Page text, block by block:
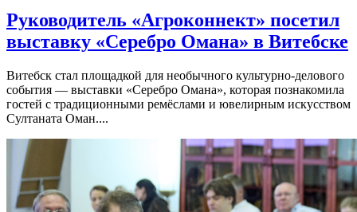
Руководитель «Агроконнект» посетил
выставку «Серебро Омана» в Витебске
Витебск стал площадкой для необычного культурно-делового
события — выставки «Серебро Омана», которая познакомила
гостей с традиционными ремёслами и ювелирным искусством
Султаната Оман....